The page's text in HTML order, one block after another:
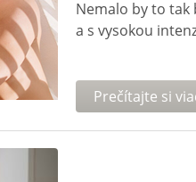
Nemalo by to tak
a s vysokou
Prečítajte si